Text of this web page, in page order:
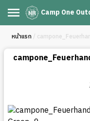
Camp One
หน้าแรก /